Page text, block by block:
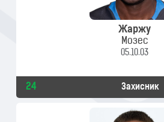
Жаржу
Мозес
05.10.03
24 Захисник